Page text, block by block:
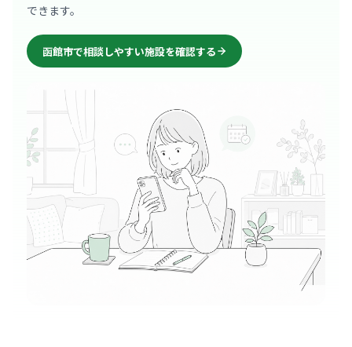
できます。
函館市で相談しやすい施設を確認する